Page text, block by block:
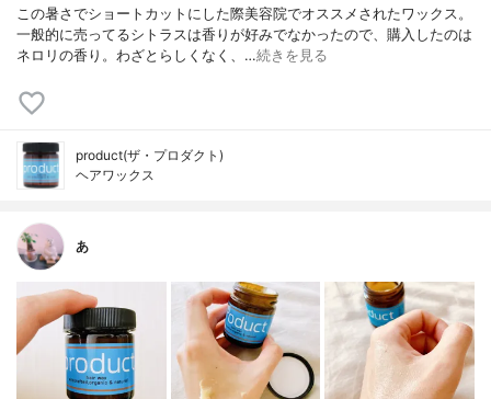
この暑さでショートカットにした際美容院でオススメされたワックス。
一般的に売ってるシトラスは香りが好みでなかったので、購入したのは
ネロリの香り。わざとらしくなく、…続きを見る
product(ザ・プロダクト)
ヘアワックス
あ